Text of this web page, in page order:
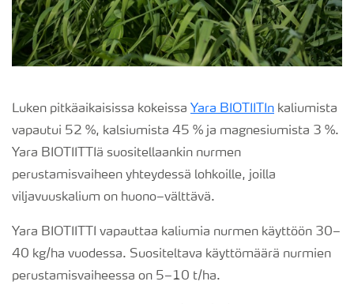
Luken pitkäaikaisissa kokeissa Yara BIOTIITIn kaliumista
vapautui 52 %, kalsiumista 45 % ja magnesiumista 3 %.
Yara BIOTIITTIä suositellaankin nurmen
perustamisvaiheen yhteydessä lohkoille, joilla
viljavuuskalium on huono–välttävä.
Yara BIOTIITTI vapauttaa kaliumia nurmen käyttöön 30–
40 kg/ha vuodessa. Suositeltava käyttömäärä nurmien
perustamisvaiheessa on 5–10 t/ha.